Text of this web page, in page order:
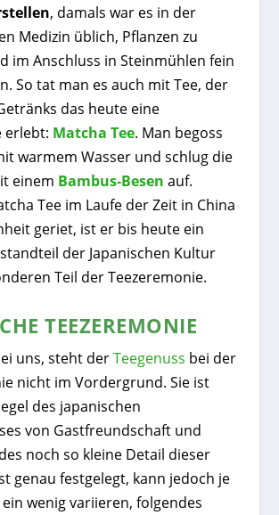
, damals war es in der
Medizin üblich, Pflanzen zu
im Anschluss in Steinmühlen fein
So tat man es auch mit Tee, der
das heute eine
erlebt: Matcha Tee. Man begoss
warmem Wasser und schlug die
einem Bambus-Besen auf.
Tee im Laufe der Zeit in China
geriet, ist er bis heute ein
der Japanischen Kultur
Teil der Teezeremonie.
TEEZEREMONIE
uns, steht derTeegenuss bei der
nicht im Vordergrund. Sie ist
des japanischen
von Gastfreundschaft und
noch so kleine Detail dieser
genau festgelegt, kann jedoch je
wenig variieren, folgendes